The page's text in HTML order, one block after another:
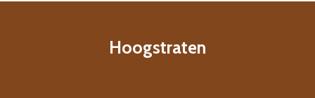
Hoogstraten